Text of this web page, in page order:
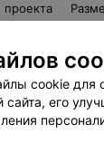
проекта
Партнеры
руководителю
cookie для
сайта, его